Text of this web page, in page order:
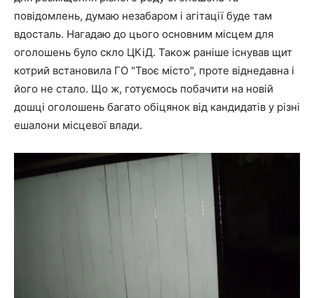
повідомлень, думаю незабаром і агітації буде там
вдосталь. Нагадаю до цього основним місцем для
оголошень було скло ЦКіД. Також раніше існував щит
котрий встановила ГО "Твоє місто", проте віднедавна і
його не стало. Що ж, готуємось побачити на новій
дошці оголошень багато обіцянок від кандидатів у різні
ешалони місцевої влади.